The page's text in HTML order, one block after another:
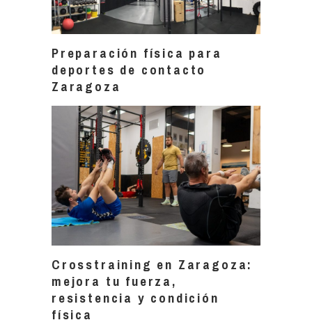
Preparación física para
deportes de contacto
Zaragoza
Crosstraining en Zaragoza:
mejora tu fuerza,
resistencia y condición
física